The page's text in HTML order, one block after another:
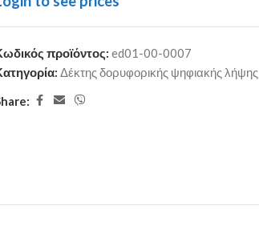
προϊόντος:ed01-00-0007
Δέκτης δορυφορικής ψηφιακής λήψης